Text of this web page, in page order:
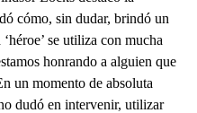
cómo, sin dudar, brindó un
se utiliza con mucha
honrando a alguien que
un momento de absoluta
dudó en intervenir, utilizar